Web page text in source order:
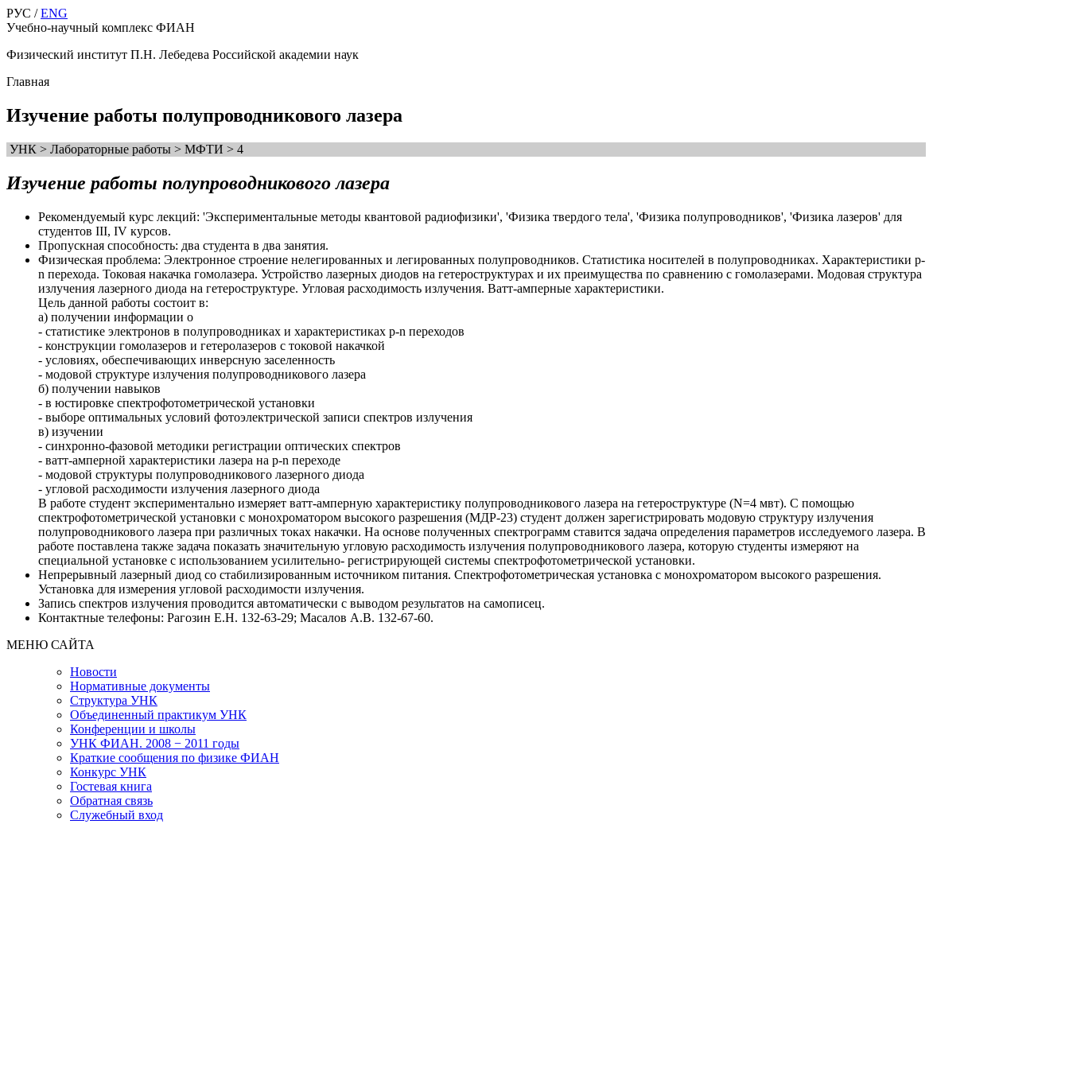
РУС /ENG
Учебно-научный комплекс ФИАН
Физический институт П.Н. Лебедева Российской академии наук
Главная
Изучение работы полупроводникового лазера
УНК > Лабораторные работы > МФТИ > 4
Изучение работы полупроводникового лазера
Рекомендуемый курс лекций: 'Экспериментальные методы квантовой радиофизики', 'Физика твердого тела', 'Физика полупроводников', 'Физика лазеров' для
студентов III, IV курсов.
Пропускная способность: два студента в два занятия.
Физическая проблема: Электронное строение нелегированных и легированных полупроводников. Статистика носителей в полупроводниках. Характеристики р-
n перехода. Токовая накачка гомолазера. Устройство лазерных диодов на гетероструктурах и их преимущества по сравнению с гомолазерами. Модовая структура
излучения лазерного диода на гетероструктуре. Угловая расходимость излучения. Ватт-амперные характеристики.
Цель данной работы состоит в:
а) получении информации о
- статистике электронов в полупроводниках и характеристиках р-n переходов
- конструкции гомолазеров и гетеролазеров с токовой накачкой
- условиях, обеспечивающих инверсную заселенность
- модовой структуре излучения полупроводникового лазера
б) получении навыков
- в юстировке спектрофотометрической установки
- выборе оптимальных условий фотоэлектрической записи спектров излучения
в) изучении
- синхронно-фазовой методики регистрации оптических спектров
- ватт-амперной характеристики лазера на р-n переходе
- модовой структуры полупроводникового лазерного диода
- угловой расходимости излучения лазерного диода
В работе студент экспериментально измеряет ватт-амперную характеристику полупроводникового лазера на гетероструктуре (N=4 мвт). С помощью
спектрофотометрической установки с монохроматором высокого разрешения (МДР-23) студент должен зарегистрировать модовую структуру излучения
полупроводникового лазера при различных токах накачки. На основе полученных спектрограмм ставится задача определения параметров исследуемого лазера. В
работе поставлена также задача показать значительную угловую расходимость излучения полупроводникового лазера, которую студенты измеряют на
специальной установке с использованием усилительно- регистрирующей системы спектрофотометрической установки.
Непрерывный лазерный диод со стабилизированным источником питания. Спектрофотометрическая установка с монохроматором высокого разрешения.
Установка для измерения угловой расходимости излучения.
Запись спектров излучения проводится автоматически с выводом результатов на самописец.
Контактные телефоны: Рагозин Е.Н. 132-63-29; Масалов А.В. 132-67-60.
МЕНЮ САЙТА
Новости
Нормативные документы
Структура УНК
Объединенный практикум УНК
Конференции и школы
УНК ФИАН. 2008 − 2011 годы
Краткие сообщения по физике ФИАН
Конкурс УНК
Гостевая книга
Обратная связь
Cлужебный вход